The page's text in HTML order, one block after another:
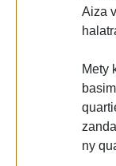
Aiza
Mety
ny